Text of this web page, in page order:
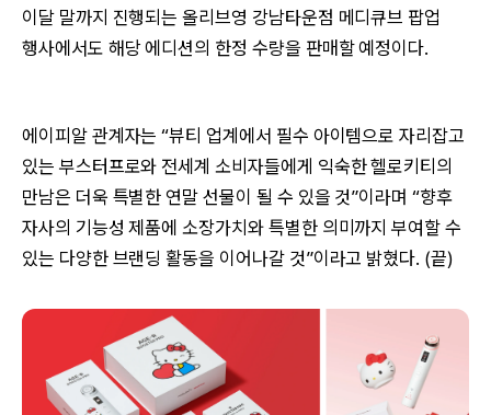
이달 말까지 진행되는 올리브영 강남타운점 메디큐브 팝업
행사에서도 해당 에디션의 한정 수량을 판매할 예정이다.
에이피알 관계자는 “뷰티 업계에서 필수 아이템으로 자리잡고
있는 부스터프로와 전세계 소비자들에게 익숙한 헬로키티의
만남은 더욱 특별한 연말 선물이 될 수 있을 것”이라며 “향후
자사의 기능성 제품에 소장가치와 특별한 의미까지 부여할 수
있는 다양한 브랜딩 활동을 이어나갈 것”이라고 밝혔다. (끝)